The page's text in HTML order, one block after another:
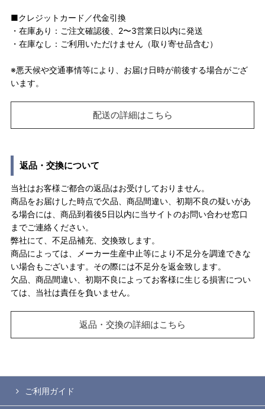
■クレジットカード／代金引換
・在庫あり：ご注文確認後、2〜3営業日以内に発送
・在庫なし：ご利用いただけません（取り寄せ品含む）
※悪天候や交通事情等により、お届け日時が前後する場合がござ
います。
配送の詳細はこちら
返品・交換について
当社はお客様ご都合の返品はお受けしておりません。
商品をお届けした時点で欠品、商品間違い、初期不良の疑いがあ
る場合には、商品到着後5日以内に当サイトのお問い合わせ窓口
までご連絡ください。
弊社にて、不足品補充、交換致します。
商品によっては、メーカー生産中止等により不足分を調達できな
い場合もございます。その際には不足分を返金致します。
欠品、商品間違い、初期不良によってお客様に生じる損害につい
ては、当社は責任を負いません。
返品・交換の詳細はこちら
ご利用ガイド